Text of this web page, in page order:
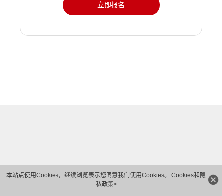
本站点使用Cookies，继续浏览表示您同意我们使用Cookies。 Cookies和隐
私政策>
立即报名